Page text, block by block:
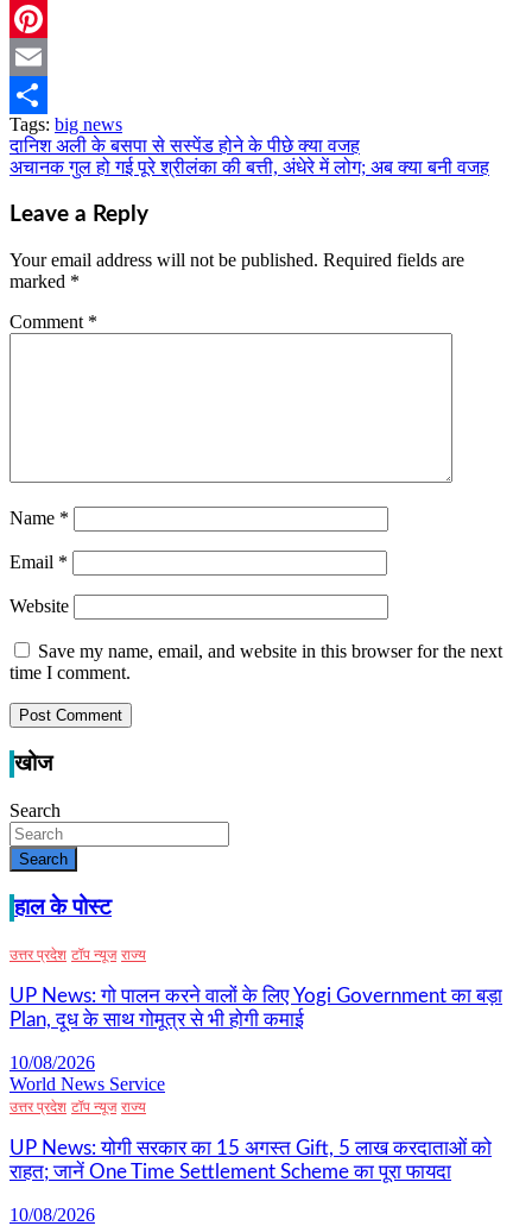
Twitter
Pinterest
Email
Share
Tags: big news
Post
navigation
दानिश अली के बसपा से सस्पेंड होने के पीछे क्या वजह
अचानक गुल हो गई पूरे श्रीलंका की बत्ती, अंधेरे में लोग; अब क्या बनी वजह
Leave a Reply
Your email address will not be published. Required fields are
marked *
Comment *
Name *
Email *
Website
Save my name, email, and website in this browser for the next
time I comment.
खोज
Search
Search
हाल के पोस्ट
उत्तर प्रदेश टॉप न्यूज राज्य
UP News: गो पालन करने वालों के लिए Yogi Government का बड़ा
Plan, दूध के साथ गोमूत्र से भी होगी कमाई
10/08/2026
World News Service
उत्तर प्रदेश टॉप न्यूज राज्य
UP News: योगी सरकार का 15 अगस्त Gift, 5 लाख करदाताओं को
राहत; जानें One Time Settlement Scheme का पूरा फायदा
10/08/2026